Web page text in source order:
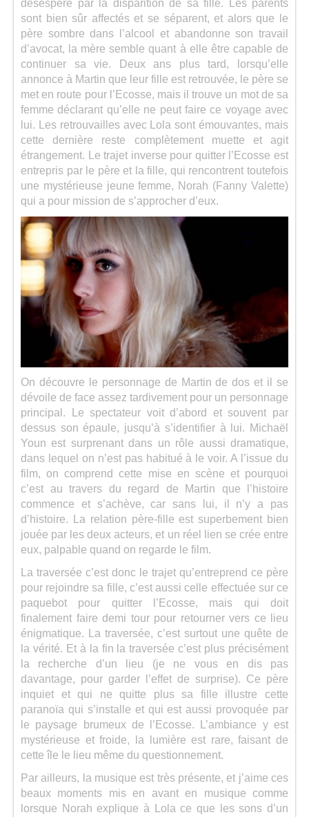
désespéré par la disparition de sa fille. Les parents
sont bien sûr affectés et se séparent, et alors que le
père sombre dans l’alcool et abandonne son travail
d’avocat, la mère semble quant à elle être capable de
continuer sa vie. Deux ans plus tard, lorsqu’elle
annonce à Martin que leur fille est retrouvée, le père se
met en route pour l’Ecosse, mais il trouve un mot de sa
femme déclarant qu’elle ne peut faire ce voyage avec
lui. Les retrouvailles avec Lola sont émouvantes, mais
cette dernière reste complètement muette et agit
étrangement. Le trajet inverse pour quitter l’Ecosse est
entrepris par le père et la fille, qui rencontrent toutefois
une mystérieuse jeune femme, Norah (Fanny Valette)
qui a pour mission de s’approcher d’eux.
On découvre le personnage de Martin de dos et il se
dévoile de face assez tardivement pour un personnage
principal. Le spectateur voit d’abord et souvent par
dessus son épaule, jusqu’à s’identifier à lui. Michaël
Youn est surprenant dans un rôle aussi dramatique,
dans lequel on n’est pas habitué à le voir. A l’issue du
film, on comprend cette mise en scène et pourquoi
c’est au travers du regard de Martin que l’histoire
commence et s’achève, car sans lui, il n’y a pas
d’histoire. La relation père-fille est superbement bien
jouée par les deux acteurs, et un réel lien se crée entre
eux, palpable quand on regarde le film.
La traversée c’est donc le trajet qu’entreprend ce père
pour rejoindre sa fille, c’est aussi celle effectuée sur ce
paquebot pour quitter l’Ecosse, mais qui doit
finalement faire demi tour pour retourner vers ce lieu
énigmatique. La traversée, c’est surtout une quête de
la vérité. Et à la fin la traversée c’est plus précisément
la recherche d’un lieu (je ne vous en dis pas
davantage, pour garder l’effet de surprise). Ce père
inquiet et qui ne quitte plus sa fille illustre cette
paranoïa qui s’installe et qui est aussi provoquée par
le paysage brumeux de l’Ecosse. L’ambiance y est
mystérieuse et froide, la lumière est rare, faisant de
cette île le lieu même du questionnement.
Par ailleurs, la musique est très présente, et j’aime ces
beaux moments mis en avant en musique comme
lorsque Norah explique à Lola ce que les sons d’un